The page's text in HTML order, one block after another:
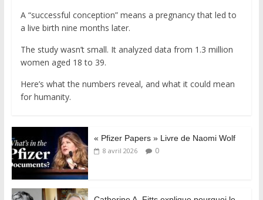
A “successful conception” means a pregnancy that led to
a live birth nine months later.
The study wasn’t small. It analyzed data from 1.3 million
women aged 18 to 39.
Here’s what the numbers reveal, and what it could mean
for humanity.
« Pfizer Papers » Livre de Naomi Wolf
8 avril 2026 0